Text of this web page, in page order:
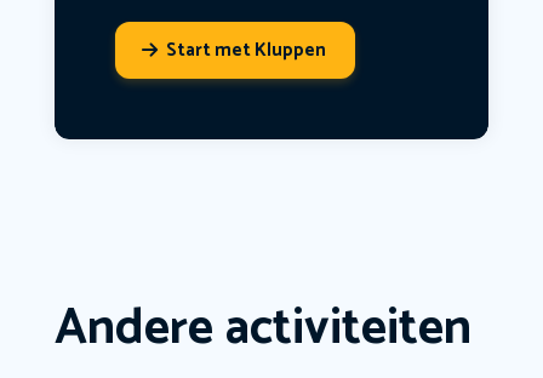
Start met Kluppen
Andere activiteiten